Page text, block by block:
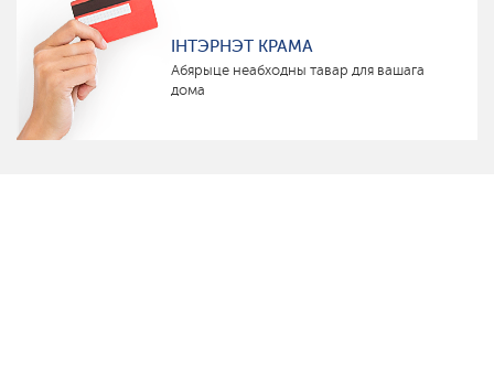
ІНТЭРНЭТ КРАМА
Абярыце неабходны тавар для вашага
дома